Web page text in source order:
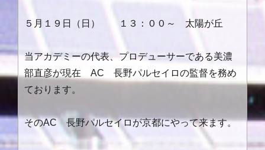
５月１９日（日） １３：００～ 太陽が丘
当アカデミーの代表、プロデューサーである美濃
部直彦が現在 AC 長野パルセイロの監督を務め
ております。
そのAC 長野パルセイロが京都にやって来ます。